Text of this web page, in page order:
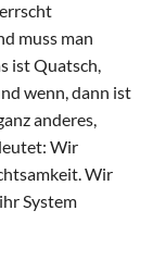
muss man
ist Quatsch,
wenn, dann ist
anderes,
Wir
Wir
System